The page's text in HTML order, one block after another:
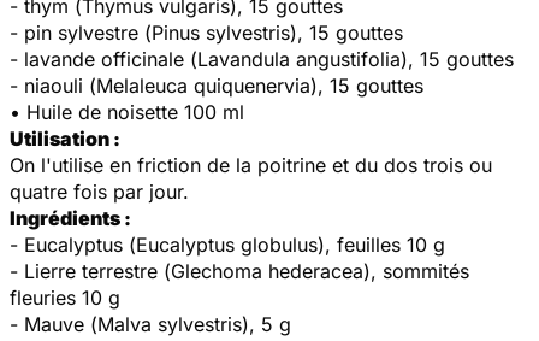
- thym (Thymus vulgaris), 15 gouttes
- pin sylvestre (Pinus sylvestris), 15 gouttes
- lavande officinale (Lavandula angustifolia), 15 gouttes
- niaouli (Melaleuca quiquenervia), 15 gouttes
• Huile de noisette 100 ml
Utilisation :
On l'utilise en friction de la poitrine et du dos trois ou
quatre fois par jour.
Ingrédients :
- Eucalyptus (Eucalyptus globulus), feuilles 10 g
- Lierre terrestre (Glechoma hederacea), sommités
fleuries 10 g
- Mauve (Malva sylvestris), 5 g